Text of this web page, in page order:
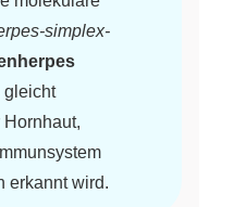
simplex-
gleicht
erkannt wird.